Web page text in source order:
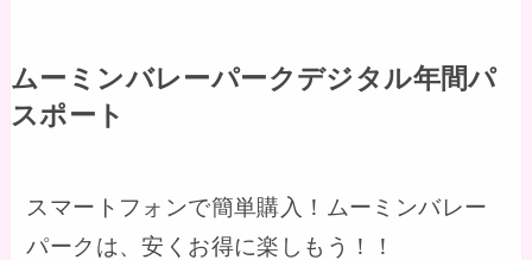
ムーミンバレーパークデジタル年間パ
スポート
スマートフォンで簡単購入！ムーミンバレー
パークは、安くお得に楽しもう！！